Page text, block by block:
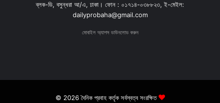
ব্লক-ডি, বসুন্ধরা আ/এ, ঢাকা। ফোন : ০১৭১৪-০৩৮৮২৩, ই-মেইল:
dailyprobaha@gmail.com
মোবাইল অ্যাপস ডাউনলোড করুন
© 2026 দৈনিক প্রবাহ কর্তৃক সর্বস্বত্ব সংরক্ষিত